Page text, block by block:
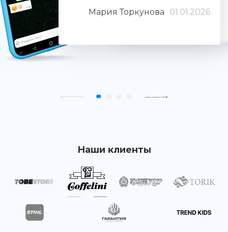
Мария Торкунова 01.01.2026
Наши клиенты